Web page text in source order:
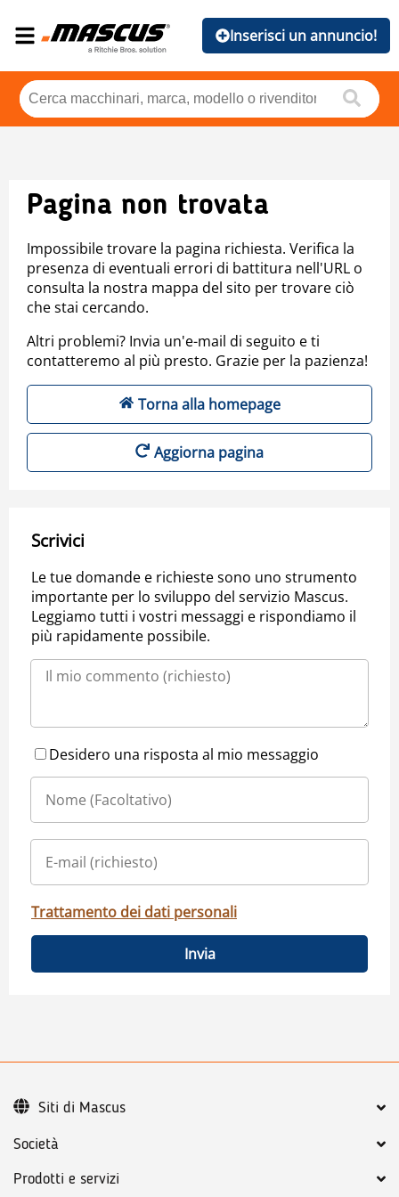
Inserisci un annuncio!
Pagina non trovata
Impossibile trovare la pagina richiesta. Verifica la
presenza di eventuali errori di battitura nell'URL o
consulta la nostra mappa del sito per trovare ciò
che stai cercando.
Altri problemi? Invia un'e-mail di seguito e ti
contatteremo al più presto. Grazie per la pazienza!
Torna alla homepage
Aggiorna pagina
Scrivici
Le tue domande e richieste sono uno strumento
importante per lo sviluppo del servizio Mascus.
Leggiamo tutti i vostri messaggi e rispondiamo il
più rapidamente possibile.
Desidero una risposta al mio messaggio
Trattamento dei dati personali
Invia
Società
Prodotti e servizi
Siti di Mascus